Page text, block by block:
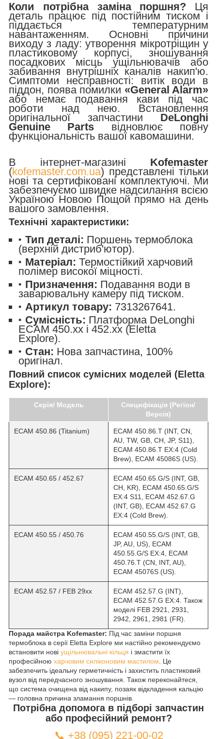
Коли потрібна заміна поршня? Ця
деталь працює під постійним тиском і
піддається температурним
навантаженням. Основні причини
виходу з ладу: утворення мікротріщин у
пластиковому корпусі, зношування
посадкових місць ущільнювачів або
забивання внутрішніх каналів накип'ю.
Симптоми несправності: витік води в
піддон, поява помилки «General Alarm»
або немає подавання кави під час
роботи над нею. Встановлення
оригінальної запчастини DeLonghi
Genuine Parts відновлює повну
функціональність вашої кавомашини.
В інтернет-магазині Kofemaster
(kofemaster.com.ua) представлені тільки
нові та сертифіковані комплектуючі. Ми
забезпечуємо швидке надсилання всією
Україною Новою Пощой прямо на день
вашого замовлення.
Технічні характеристики:
Тип деталі: Поршень термоблока
(верхній дистриб'ютор).
Матеріал: Термостійкий харчовий
полімер високої міцності.
Призначення: Подавання води в
заварювальну камеру під тиском.
Артикул товару: 7313267641.
Сумісність: Платформа DeLonghi
ECAM 450.xx і 452.xx (Eletta
Explore).
Стан: Нова запчастина, 100%
оригінал.
Повний список сумісних моделей (Eletta
Explore):
Серія/ Модель
Специфікація (Регіон/
Версія)
ECAM 450.86 (Titanium)
ECAM 450.86.T (INT, CN,
AU, TW, GB, CH, JP, S11),
ECAM 450.86.T EX:4 (Cold
Brew), ECAM 45086S (US).
ECAM 450.65 / 452.67
ECAM 450.65.G/S (INT, GB,
CH, KR), ECAM 450.65.G/S
EX:4 S11, ECAM 452.67.G
(INT, GB), ECAM 452.67.G
EX:4 (Cold Brew).
ECAM 450.55 / 450.76
ECAM 450.55.G/S (INT, GB,
JP, AU, US), ECAM
450.55.G/S EX:4, ECAM
450.76.T (CN, INT, AU),
ECAM 45076S (US).
ECAM 452.57 / FEB 29xx
ECAM 452.57.G (INT),
ECAM 452.57.G EX:4. Також
моделі FEB 2921, 2931,
2942, 2961, 2981 (FR).
Порада майстра Kofemaster: Під час заміни поршня
термоблока в серії Eletta Explore ми настійно рекомендуємо
встановити нові ущільнювальні кільця і змастити їх
професійною харчовим силіконовим мастилом . Це
забезпечить ідеальну герметичність і захистить пластиковий
вузол від передчасного зношування. Також переконайтеся,
що система очищена від накипу, позаяк відкладення кальцію
— головна причина зламання поршнів.
Потрібна допомога в підборі запчастин
або професійний ремонт?
📞 +38 (095) 221-00-02